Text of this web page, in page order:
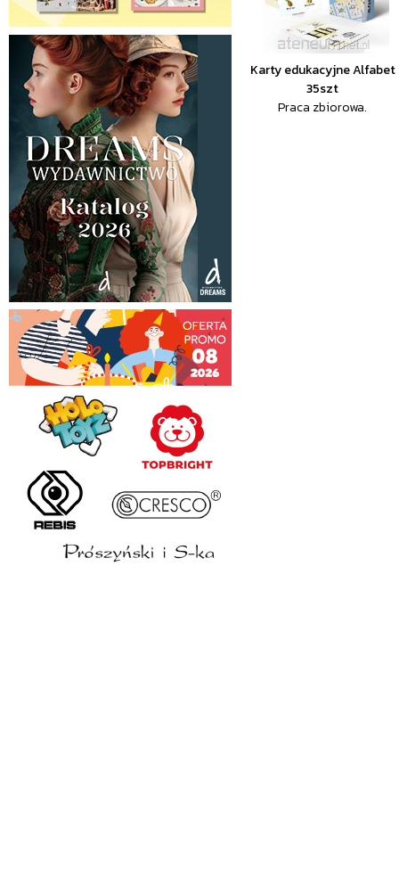
Karty edukacyjne Alfabet
35szt
Praca zbiorowa.